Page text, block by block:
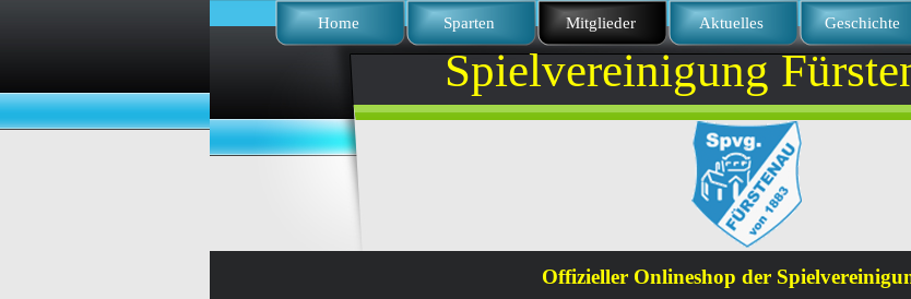
Spielvereinigung
Home Sparten Mitglieder Aktuelles Geschichte
Offizieller Onlineshop der